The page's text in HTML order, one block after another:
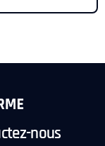
nous